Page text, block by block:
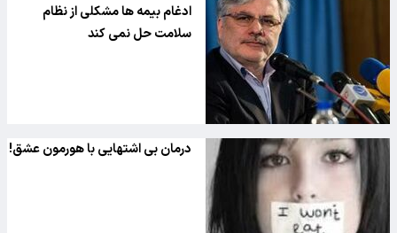
ادغام بیمه ها مشکلی از نظام
سلامت حل نمی کند
درمان بی اشتهایی با هورمون عشق!